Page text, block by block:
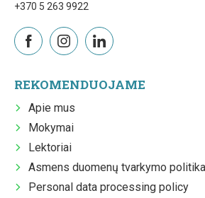
+370 5 263 9922
REKOMENDUOJAME
Apie mus
Mokymai
Lektoriai
Asmens duomenų tvarkymo politika
Personal data processing policy